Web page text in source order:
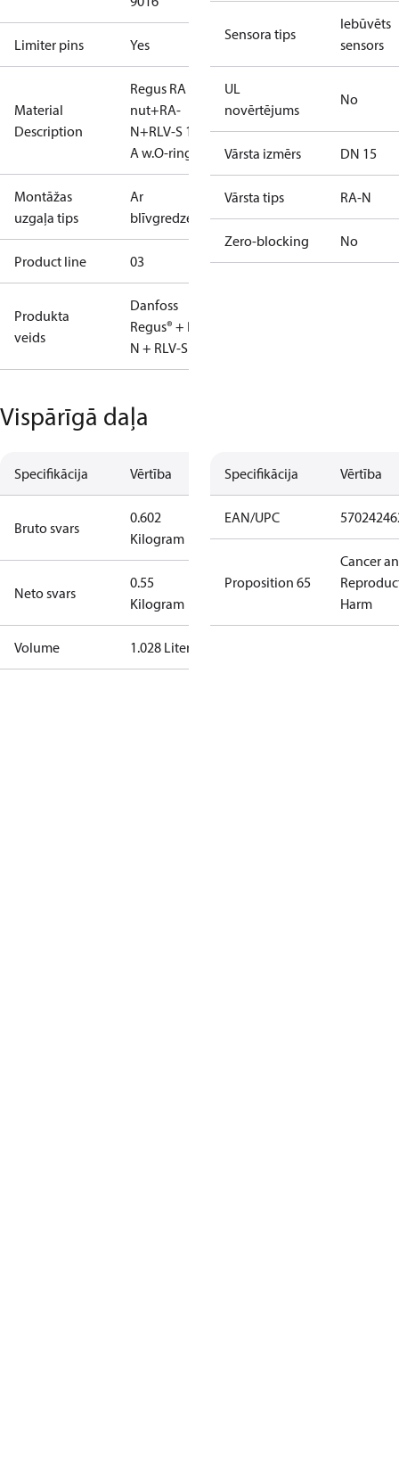
Limiter pins Yes
Material
Description
Regus RA
nut+RA-
N+RLV-S 15
A w.O-ring
Montāžas
uzgaļa tips
Ar
blīvgredzenu
Product line 03
Produkta
veids
Danfoss
Regus® + RA-
N + RLV-S
Sensora tips
Iebūvēts
sensors
UL
novērtējums
No
Vārsta izmērs DN 15
Vārsta tips RA-N
Zero-blocking No
Vispārīgā daļa
Specifikācija Vērtība
Bruto svars
0.602
Kilogram
Neto svars
0.55
Kilogram
Volume 1.028 Liter
Specifikācija Vērtība
EAN/UPC
Proposition 65
Cancer
Harm